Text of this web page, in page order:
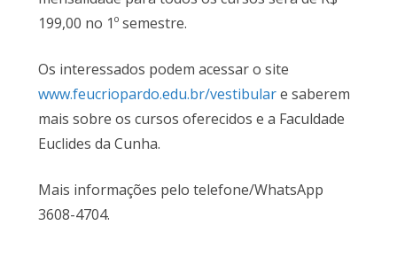
199,00 no 1º semestre.
Os interessados podem acessar o site
www.feucriopardo.edu.br/vestibulare saberem
mais sobre os cursos oferecidos e a Faculdade
Euclides da Cunha.
Mais informações pelo telefone/WhatsApp
3608-4704.